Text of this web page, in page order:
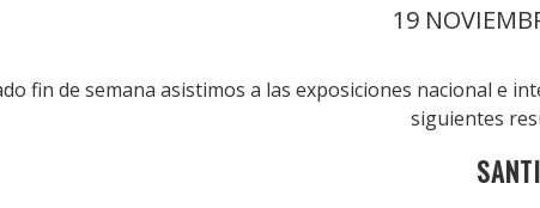
19
fin de semana asistimos a las exposiciones nacional e
siguientes
SANTI